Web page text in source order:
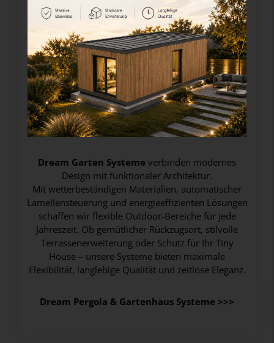
04. Dream Pergola & Gartenhaus Systeme
Dream Garten Systeme verbinden modernes
Design mit funktionaler Architektur.
Mit wetterbeständigen Materialien, automatischer
Lamellensteuerung und energieeffizienten Lösungen
schaffen wir flexible Outdoor-Bereiche für jede
Jahreszeit. Ob gemütlicher Rückzugsort, stilvolle
Terrassenerweiterung oder Schutz für Ihr Tiny
House – unsere Systeme bieten maximale
Flexibilität, langlebige Qualität und zeitlose Eleganz.
Dream Pergola & Gartenhaus Systeme >>>